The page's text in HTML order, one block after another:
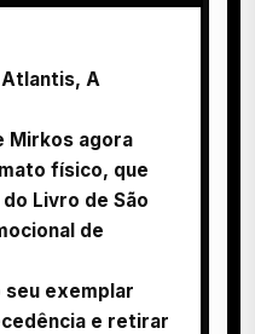
A
Mirkos agora
físico, que
Livro de São
de
seu exemplar
e retirar